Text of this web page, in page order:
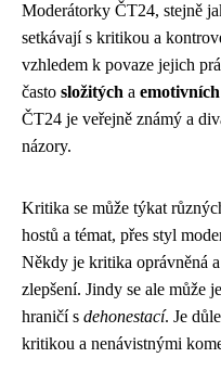
Moderátorky ČT24, stejně
setkávají s kritikou a
vzhledem k povaze jejich
často složitých a emotivních
ČT24 je veřejně známý a
názory.
Kritika se může týkat
hostů a témat, přes styl
Někdy je kritika oprávněná
zlepšení. Jindy se ale může
hraničí s dehonestací. Je
kritikou a nenávistnými